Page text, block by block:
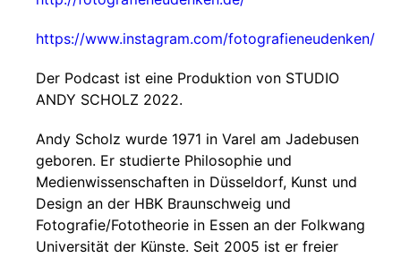
https://www.instagram.com/fotografieneudenken/
Der Podcast ist eine Produktion von STUDIO
ANDY SCHOLZ 2022.
Andy Scholz wurde 1971 in Varel am Jadebusen
geboren. Er studierte Philosophie und
Medienwissenschaften in Düsseldorf, Kunst und
Design an der HBK Braunschweig und
Fotografie/Fototheorie in Essen an der Folkwang
Universität der Künste. Seit 2005 ist er freier